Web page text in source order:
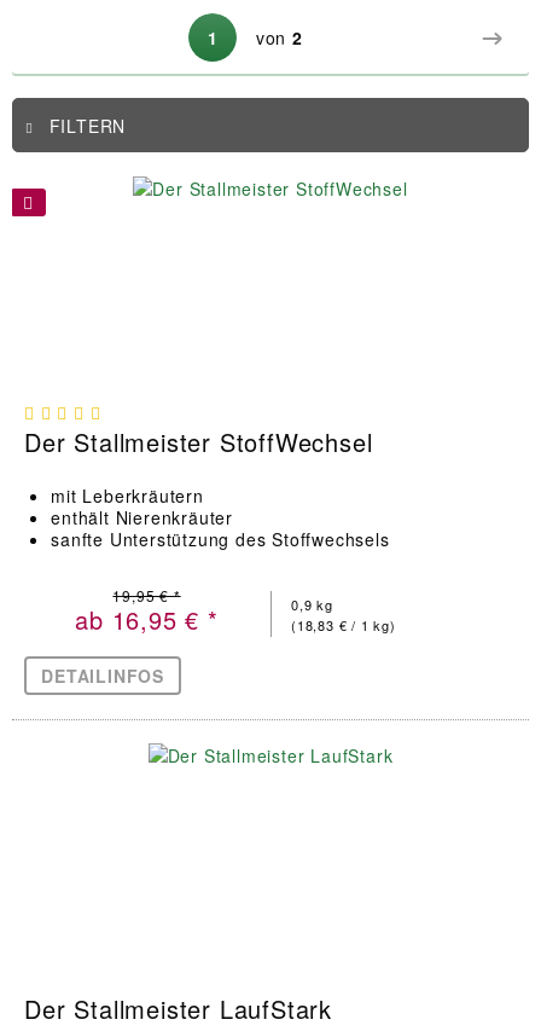
1 von2
FILTERN
Der Stallmeister StoffWechsel
mit Leberkräutern
enthält Nierenkräuter
sanfte Unterstützung des Stoffwechsels
0,9 kg
(18,83 € / 1 kg)
ab 16,95 € *
19,95 € *
DETAILINFOS
Der Stallmeister LaufStark